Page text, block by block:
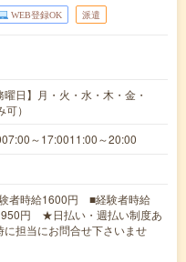
WEB登録OK 派遣
日】月・火・水・木・金・
）
～17:0011:00～20:00
者時給1600円 ■経験者時給
円 ★日払い・週払い制度あ
担当にお問合せ下さいませ